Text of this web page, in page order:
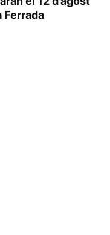
Ferrada